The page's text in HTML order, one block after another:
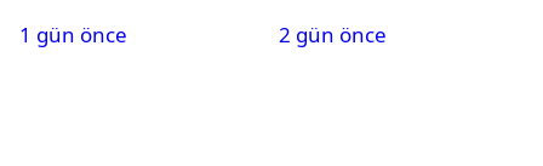
oynayacak mı?
1 gün önce
hakkında karar çıktı
2 gün önce